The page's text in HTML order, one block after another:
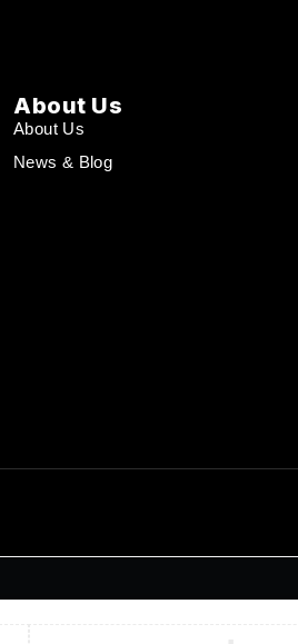
About Us
About Us
News & Blog